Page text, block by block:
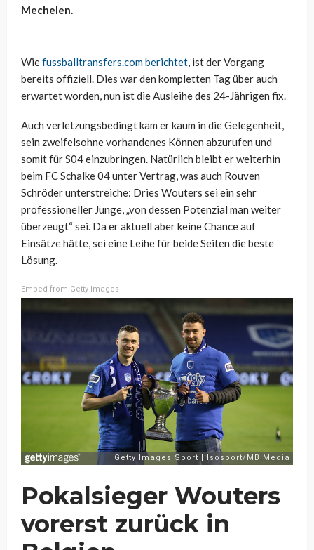
Mechelen.
Wiefussballtransfers.com berichtet, ist der Vorgang
bereits offiziell. Dies war den kompletten Tag über auch
erwartet worden, nun ist die Ausleihe des 24-Jährigen fix.
Auch verletzungsbedingt kam er kaum in die Gelegenheit,
sein zweifelsohne vorhandenes Können abzurufen und
somit für S04 einzubringen. Natürlich bleibt er weiterhin
beim FC Schalke 04 unter Vertrag, was auch Rouven
Schröder unterstreiche: Dries Wouters sei ein sehr
professioneller Junge, „von dessen Potenzial man weiter
überzeugt“ sei. Da er aktuell aber keine Chance auf
Einsätze hätte, sei eine Leihe für beide Seiten die beste
Lösung.
Embed from Getty Images
Pokalsieger Wouters
vorerst zurück in